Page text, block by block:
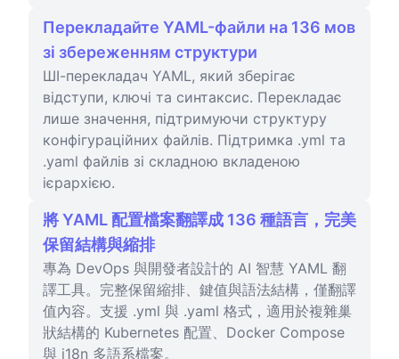
Перекладайте YAML-файли на 136 мов
зі збереженням структури
ШІ-перекладач YAML, який зберігає
відступи, ключі та синтаксис. Перекладає
лише значення, підтримуючи структуру
конфігураційних файлів. Підтримка .yml та
.yaml файлів зі складною вкладеною
ієрархією.
將 YAML 配置檔案翻譯成 136 種語言，完美
保留結構與縮排
專為 DevOps 與開發者設計的 AI 智慧 YAML 翻
譯工具。完整保留縮排、鍵值與語法結構，僅翻譯
值內容。支援 .yml 與 .yaml 格式，適用於複雜巢
狀結構的 Kubernetes 配置、Docker Compose
與 i18n 多語系檔案。